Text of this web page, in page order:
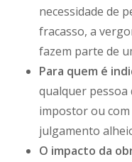
necessidade de
fracasso, a
fazem parte de
Para quem é
qualquer pessoa
impostor ou
julgamento
O impacto da